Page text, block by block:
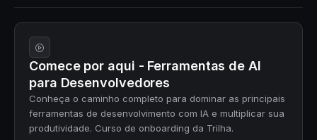
Comece por aqui - Ferramentas de AI
para Desenvolvedores
Conheça o caminho completo para dominar as principais
ferramentas de desenvolvimento com IA e multiplicar sua
produtividade. Curso de onboarding da Trilha.